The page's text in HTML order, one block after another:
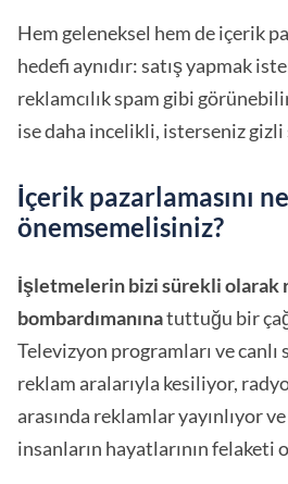
Hem geleneksel hem de içerik
hedefi aynıdır: satış yapmak
reklamcılık spam gibi
ise daha incelikli, isterseniz gizli
İçerik pazarlamasını
önemsemelisiniz?
İşletmelerin bizi sürekli olarak
bombardımanınatuttuğu bir
Televizyon programları ve
reklam aralarıyla kesiliyor,
arasında reklamlar yayınlıyor
insanların hayatlarının felaketi